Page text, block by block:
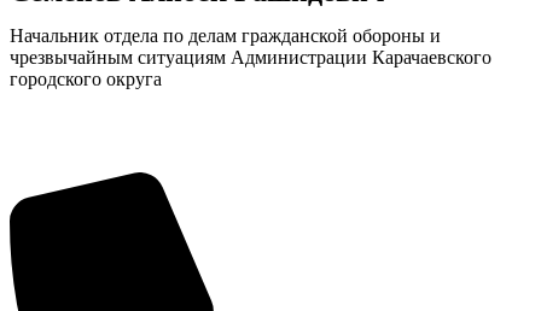
Начальник отдела по делам гражданской обороны и
чрезвычайным ситуациям Администрации Карачаевского
городского округа